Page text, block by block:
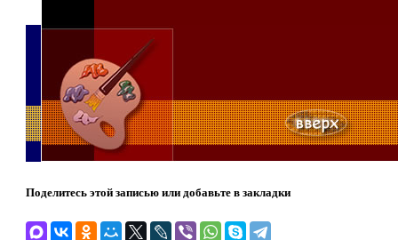
Поделитесь этой записью или добавьте в закладки